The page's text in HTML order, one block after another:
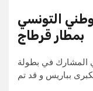
التونسي
بمطار قرطاج
المشارك في بطولة